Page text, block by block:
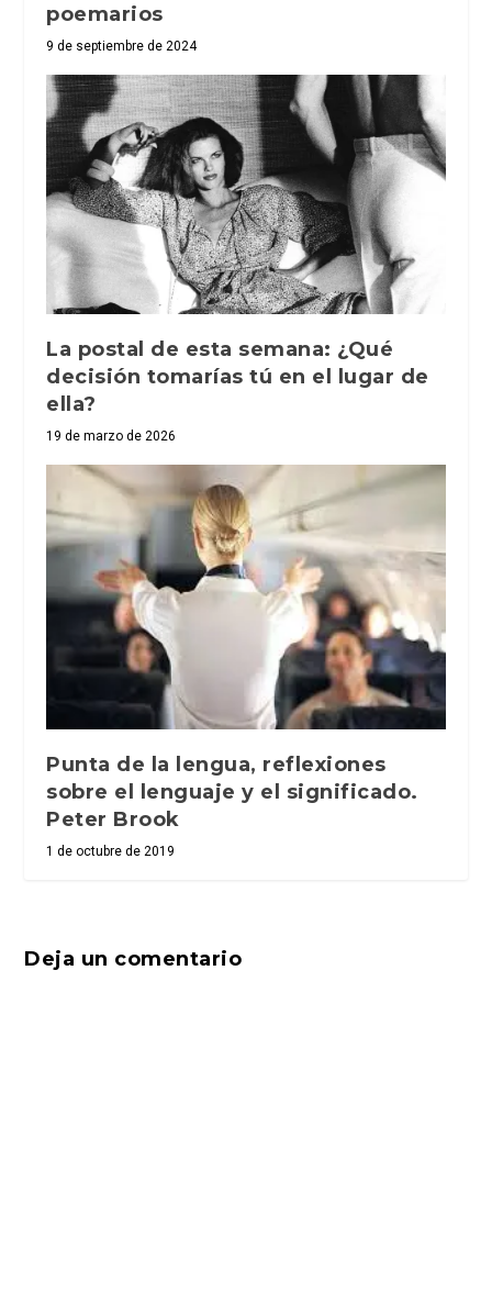
poemarios
9 de septiembre de 2024
La postal de esta semana: ¿Qué
decisión tomarías tú en el lugar de
ella?
19 de marzo de 2026
Punta de la lengua, reflexiones
sobre el lenguaje y el significado.
Peter Brook
1 de octubre de 2019
Deja un comentario